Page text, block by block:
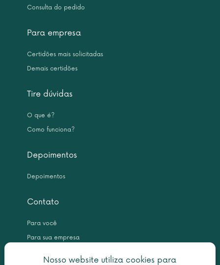
Nosso website utiliza cookies para
Consulta do pedido
Para empresa
Certidões mais solicitadas
Demais certidões
Tire dúvidas
O que é?
Como funciona?
Depoimentos
Depoimentos
Contato
Para você
Para sua empresa